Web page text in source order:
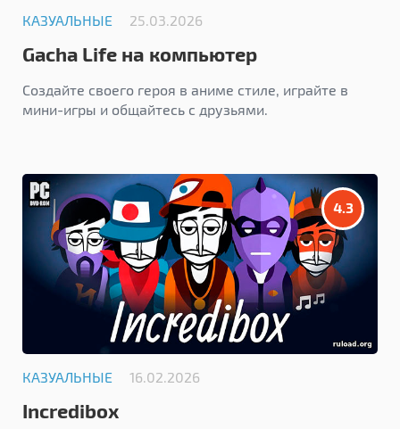
КАЗУАЛЬНЫЕ 25.03.2026
Gacha Life на компьютер
Создайте своего героя в аниме стиле, играйте в
мини-игры и общайтесь с друзьями.
4.3
КАЗУАЛЬНЫЕ 16.02.2026
Incredibox